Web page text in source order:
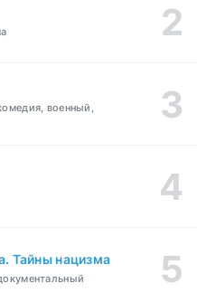
военный,
Тайны нацизма